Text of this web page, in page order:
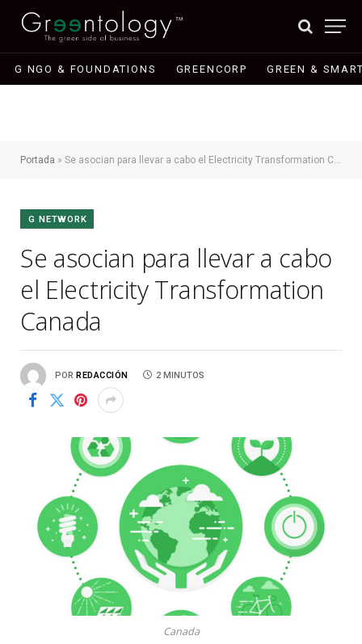
G NGO & FOUNDATIONS GREENCORP GREEN &
Portada » Se asocian para llevar a cabo el Electricity Transformation Canada
G NETWORK
Se asocian para llevar a cabo
el Electricity Transformation
Canada
POR REDACCIÓN 2 MINUTOS
Canada